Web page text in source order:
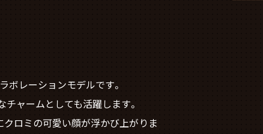
ボレーションモデルです。
ャームとしても活躍します。
クロミの可愛い顔が浮かび上がりま